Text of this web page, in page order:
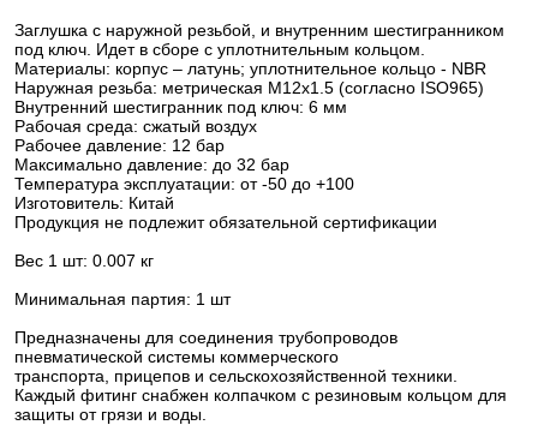
Заглушка с наружной резьбой, и внутренним шестигранником
под ключ. Идет в сборе с уплотнительным кольцом.
Материалы: корпус – латунь; уплотнительное кольцо - NBR
Наружная резьба: метрическая М12х1.5 (согласно ISO965)
Внутренний шестигранник под ключ: 6 мм
Рабочая среда: сжатый воздух
Рабочее давление: 12 бар
Максимально давление: до 32 бар
Температура эксплуатации: от -50 до +100
Изготовитель: Китай
Продукция не подлежит обязательной сертификации
Вес 1 шт: 0.007 кг
Минимальная партия: 1 шт
Предназначены для соединения трубопроводов
пневматической системы коммерческого
транспорта, прицепов и сельскохозяйственной техники.
Каждый фитинг снабжен колпачком с резиновым кольцом для
защиты от грязи и воды.